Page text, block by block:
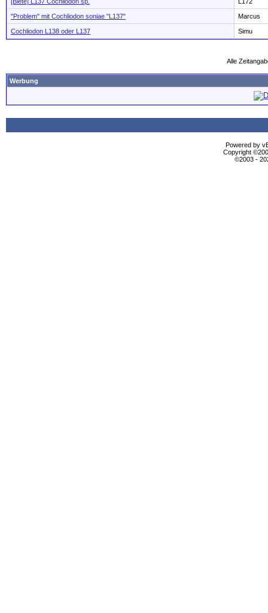
"Problem" mit Cochliodon soniae "L137" Marcus
Cochliodon L138 oder L137 Simu
Alle
Werbung
Powered by
Copyright
©2003 -